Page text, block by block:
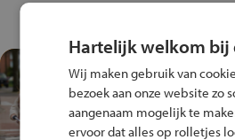
Test je
Fiets
Hartelijk welkom bij
Wij maken gebruik van
bezoek aan onze website zo
aangenaam mogelijk te
ervoor dat alles op rolletjes